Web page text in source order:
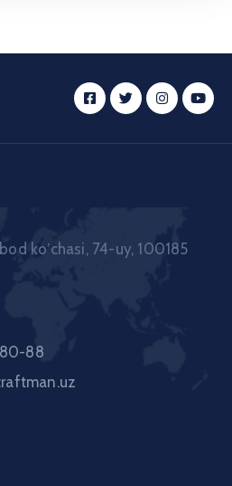
koʼchasi, 74-uy, 100185
88